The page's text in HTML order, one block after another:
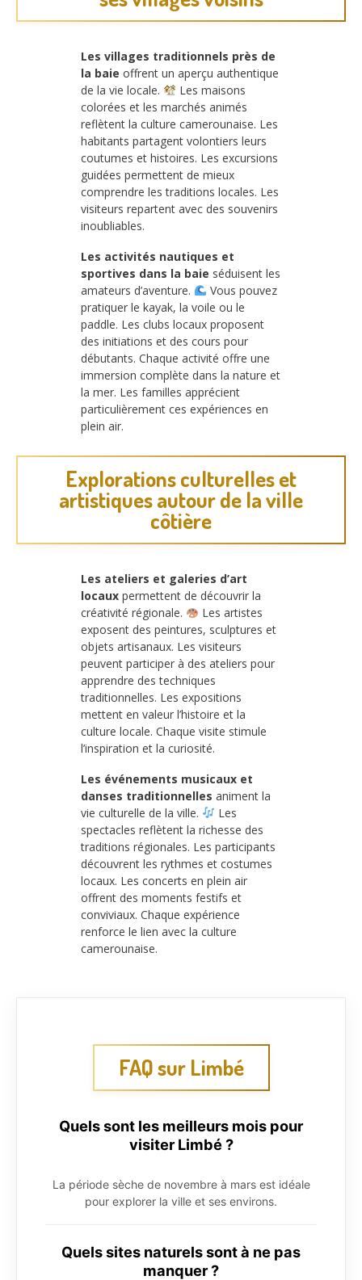
Les villages traditionnels près de
la baie offrent un aperçu authentique
de la vie locale.
Les maisons
colorées et les marchés animés
reflètent la culture camerounaise. Les
habitants partagent volontiers leurs
coutumes et histoires. Les excursions
guidées permettent de mieux
comprendre les traditions locales. Les
visiteurs repartent avec des souvenirs
inoubliables.
Les activités nautiques et
sportives dans la baie séduisent les
amateurs d’aventure.
Vous pouvez
pratiquer le kayak, la voile ou le
paddle. Les clubs locaux proposent
des initiations et des cours pour
débutants. Chaque activité offre une
immersion complète dans la nature et
la mer. Les familles apprécient
particulièrement ces expériences en
plein air.
Explorations culturelles et
artistiques autour de la ville
côtière
Les ateliers et galeries d’art
locaux permettent de découvrir la
créativité régionale.
Les artistes
exposent des peintures, sculptures et
objets artisanaux. Les visiteurs
peuvent participer à des ateliers pour
apprendre des techniques
traditionnelles. Les expositions
mettent en valeur l’histoire et la
culture locale. Chaque visite stimule
l’inspiration et la curiosité.
Les événements musicaux et
danses traditionnelles animent la
vie culturelle de la ville.
Les
spectacles reflètent la richesse des
traditions régionales. Les participants
découvrent les rythmes et costumes
locaux. Les concerts en plein air
offrent des moments festifs et
conviviaux. Chaque expérience
renforce le lien avec la culture
camerounaise.
FAQ sur Limbé
Quels sont les meilleurs mois pour
visiter Limbé ?
La période sèche de novembre à mars est idéale
pour explorer la ville et ses environs.
Quels sites naturels sont à ne pas
manquer ?